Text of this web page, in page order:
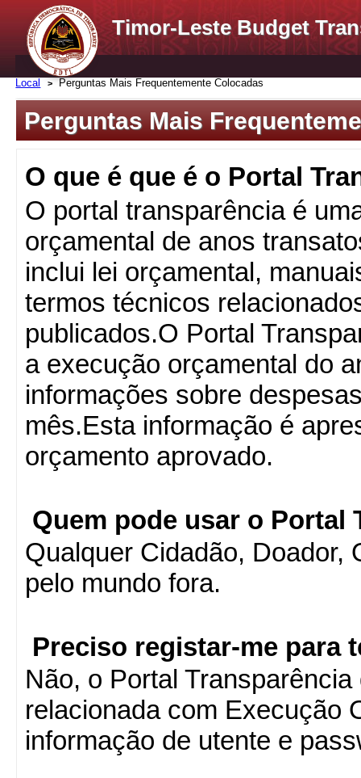
Timor-Leste Budget
Local Perguntas Mais Frequentemente Colocadas
Perguntas Mais
O que é que é o Portal
O portal transparência é
orçamental de anos
inclui lei orçamental,
termos técnicos
publicados.O Portal
a execução orçamental do
informações sobre
mês.Esta informação é
orçamento aprovado.
Quem pode usar o Portal
Qualquer Cidadão, Doador,
pelo mundo fora.
Preciso registar-me para
Não, o Portal
relacionada com Execução
informação de utente e